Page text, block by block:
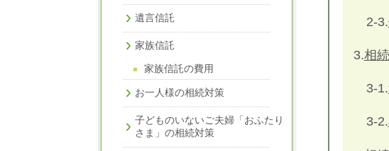
2-3.
3.相
3-1.
3-2.
遺言信託
家族信託
家族信託の費用
お一人様の相続対策
子どものいないご夫婦「おふたり
さま」の相続対策